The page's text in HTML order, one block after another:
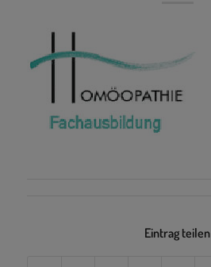
Eintrag teilen